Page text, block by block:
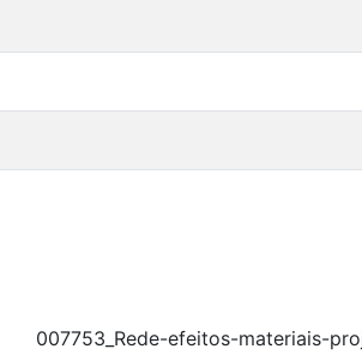
007753_Rede-efeitos-materiais-